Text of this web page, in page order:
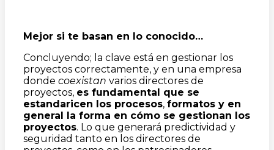
Mejor si te basan en lo conocido…
Concluyendo; la clave está en gestionar los
proyectos correctamente, y en una empresa
donde coexistan varios directores de
proyectos, es fundamental que se
estandaricen los procesos, formatos y en
general la forma en cómo se gestionan los
proyectos. Lo que generará predictividad y
seguridad tanto en los directores de